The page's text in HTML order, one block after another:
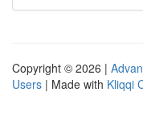
Copyright © 2026 |
Users | Made with Kliqqi